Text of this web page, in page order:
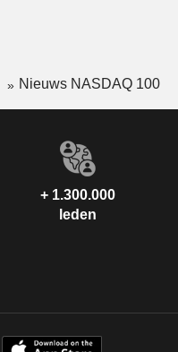
Nieuws NASDAQ 100
+ 1.300.000
leden